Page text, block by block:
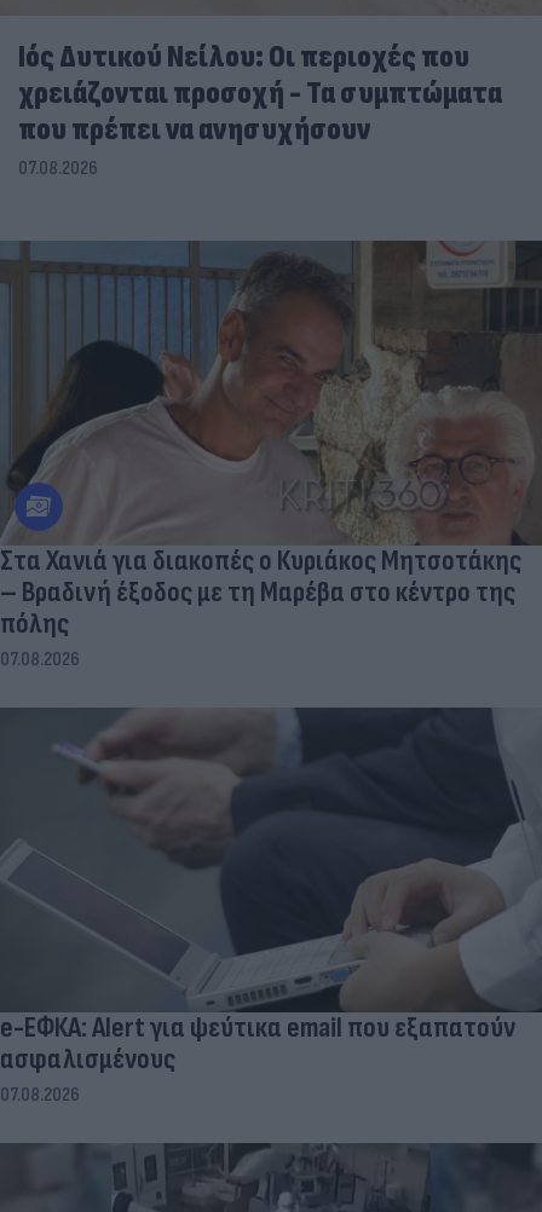
Ιός Δυτικού Νείλου: Οι περιοχές που
χρειάζονται προσοχή - Τα συμπτώματα
που πρέπει να ανησυχήσουν
07.08.2026
Στα Χανιά για διακοπές ο Κυριάκος Μητσοτάκης
– Βραδινή έξοδος με τη Μαρέβα στο κέντρο της
πόλης
07.08.2026
e-ΕΦΚΑ: Alert για ψεύτικα email που εξαπατούν
ασφαλισμένους
07.08.2026